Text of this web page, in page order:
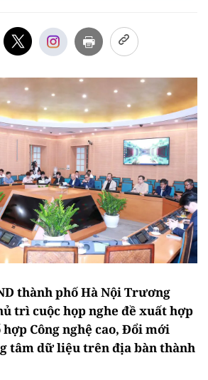
thành phố Hà Nội Trương
trì cuộc họp nghe đề xuất hợp
Công nghệ cao, Đổi mới
tâm dữ liệu trên địa bàn thành